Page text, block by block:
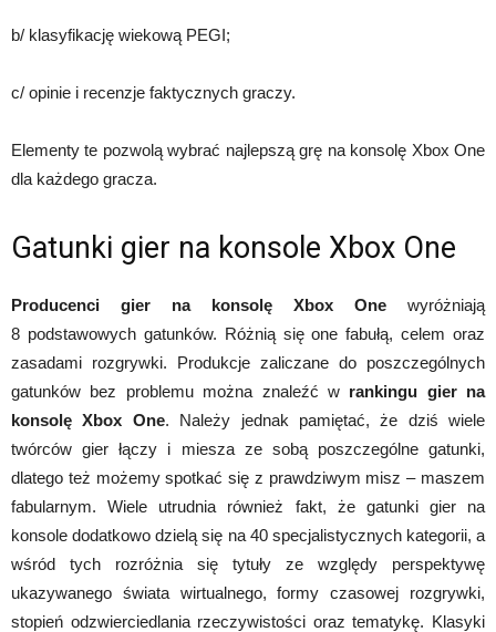
b/ klasyfikację wiekową PEGI;
c/ opinie i recenzje faktycznych graczy.
Elementy te pozwolą wybrać najlepszą grę na konsolę Xbox One
dla każdego gracza.
Gatunki gier na konsole Xbox One
Producenci gier na konsolę Xbox One wyróżniają
8 podstawowych gatunków. Różnią się one fabułą, celem oraz
zasadami rozgrywki. Produkcje zaliczane do poszczególnych
gatunków bez problemu można znaleźć w rankingu gier na
konsolę Xbox One. Należy jednak pamiętać, że dziś wiele
twórców gier łączy i miesza ze sobą poszczególne gatunki,
dlatego też możemy spotkać się z prawdziwym misz – maszem
fabularnym. Wiele utrudnia również fakt, że gatunki gier na
konsole dodatkowo dzielą się na 40 specjalistycznych kategorii, a
wśród tych rozróżnia się tytuły ze względy perspektywę
ukazywanego świata wirtualnego, formy czasowej rozgrywki,
stopień odzwierciedlania rzeczywistości oraz tematykę. Klasyki